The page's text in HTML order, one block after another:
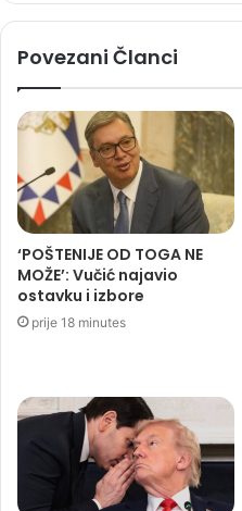
Povezani Članci
‘POŠTENIJE OD TOGA NE
MOŽE’: Vučić najavio
ostavku i izbore
prije 18 minutes